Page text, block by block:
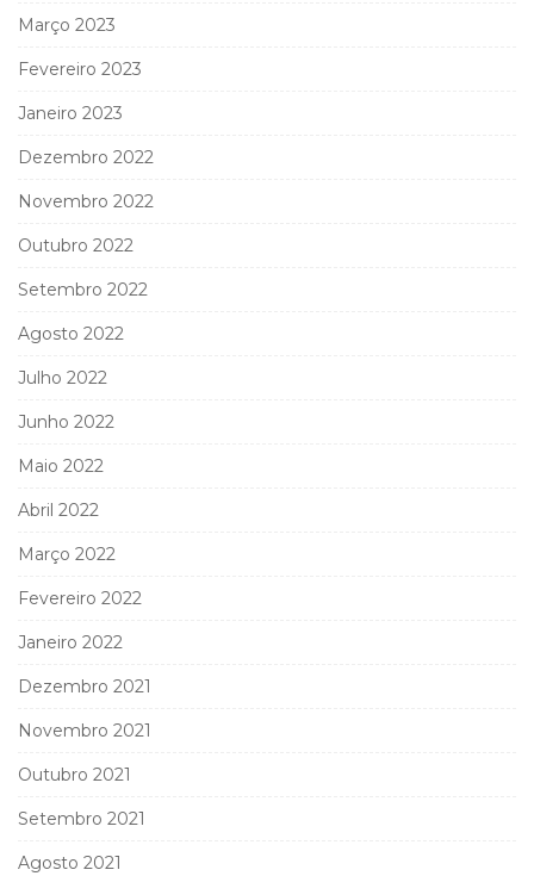
Março 2023
Fevereiro 2023
Janeiro 2023
Dezembro 2022
Novembro 2022
Outubro 2022
Setembro 2022
Agosto 2022
Julho 2022
Junho 2022
Maio 2022
Abril 2022
Março 2022
Fevereiro 2022
Janeiro 2022
Dezembro 2021
Novembro 2021
Outubro 2021
Setembro 2021
Agosto 2021